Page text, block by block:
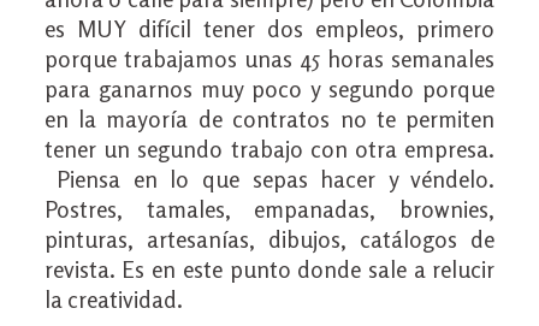
es MUY difícil tener dos empleos, primero
porque trabajamos unas 45 horas semanales
para ganarnos muy poco y segundo porque
en la mayoría de contratos no te permiten
tener un segundo trabajo con otra empresa.
Piensa en lo que sepas hacer y véndelo.
Postres, tamales, empanadas, brownies,
pinturas, artesanías, dibujos, catálogos de
revista. Es en este punto donde sale a relucir
la creatividad.